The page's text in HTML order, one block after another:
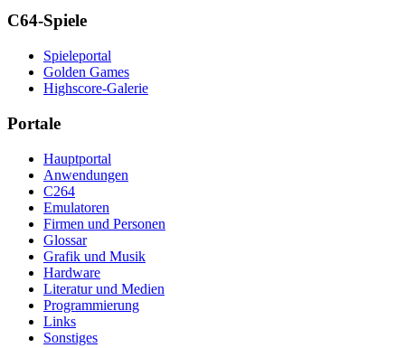
C64-Spiele
Spieleportal
Golden Games
Highscore-Galerie
Portale
Hauptportal
Anwendungen
C264
Emulatoren
Firmen und Personen
Glossar
Grafik und Musik
Hardware
Literatur und Medien
Programmierung
Links
Sonstiges